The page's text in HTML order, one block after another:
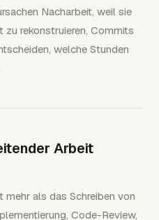
Nacharbeit, weil sie
zu rekonstruieren, Commits
welche Stunden
Arbeit
als das Schreiben von
Code-Review,